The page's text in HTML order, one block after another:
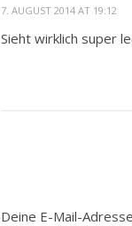
7. AUGUST 2014 AT 19:12
Sieht wirklich super
Deine E-Mail-